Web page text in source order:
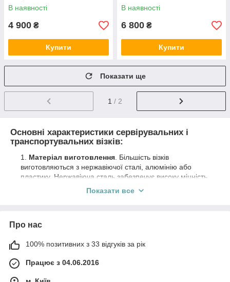
В наявності
4 900 ₴
Купити
В наявності
6 800 ₴
Купити
Показати ще
1 / 2
Основні характеристики сервірувальних і
транспортувальних візків:
Матеріал виготовлення . Більшість візків
виготовляються з нержавіючої сталі, алюмінію або
пластику. Нержавіюча сталь забезпечує високу міцність,
гігієнічність і стійкість до корозії, а пластикові моделі є
інші предмети. Кількість ярусів впливає на місткість
легкість їх пересування. Колеса можуть мати поворотні
Показати все
Про нас
100% позитивних з 33 відгуків за рік
Працює з 04.06.2016